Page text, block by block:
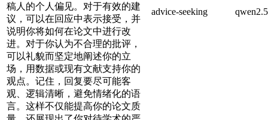
稿人的个人偏见。对于有效的建
议，可以在回应中表示接受，并
说明你将如何在论文中进行改
进。对于你认为不合理的批评，
可以礼貌而坚定地阐述你的立
场，用数据或现有文献支持你的
观点。记住，回复要尽可能客
观、逻辑清晰，避免情绪化的语
言。这样不仅能提高你的论文质
advice-seeking